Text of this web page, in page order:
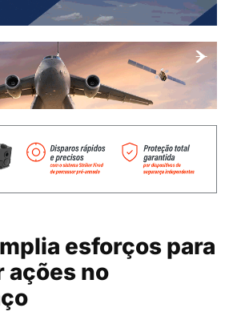
esforços para
ações no